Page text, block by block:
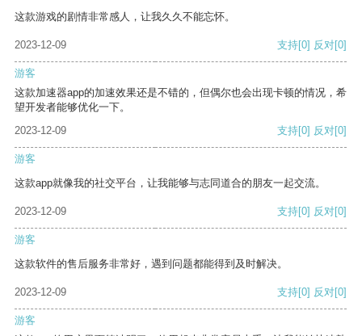
这款游戏的剧情非常感人，让我久久不能忘怀。
2023-12-09 支持[0] 反对[0]
游客
这款加速器app的加速效果还是不错的，但偶尔也会出现卡顿的情况，希
望开发者能够优化一下。
2023-12-09
支持[0] 反对[0]
游客
这款app就像我的社交平台，让我能够与志同道合的朋友一起交流。
2023-12-09 支持[0] 反对[0]
游客
这款软件的售后服务非常好，遇到问题都能得到及时解决。
2023-12-09 支持[0] 反对[0]
游客